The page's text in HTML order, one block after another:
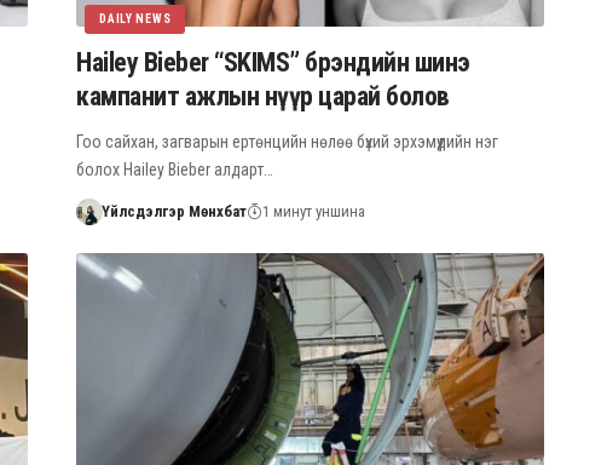
DAILY NEWS
Hailey Bieber “SKIMS” брэндийн шинэ
кампанит ажлын нүүр царай болов
Гоо сайхан, загварын ертөнцийн нөлөө бүхий эрхэмүүдийн нэг
болох Hailey Bieber алдарт…
Үйлсдэлгэр Мөнхбат 1 минут уншина